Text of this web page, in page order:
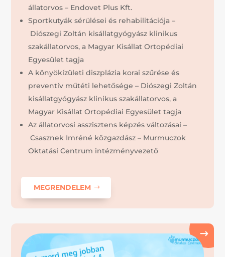
állatorvos – Endovet Plus Kft.
Sportkutyák sérülései és rehabilitációja –
Diószegi Zoltán kisállatgyógyász klinikus
szakállatorvos, a Magyar Kisállat Ortopédiai
Egyesület tagja
A könyökízületi diszplázia korai szűrése és
preventív műtéti lehetősége – Diószegi Zoltán
kisállatgyógyász klinikus szakállatorvos, a
Magyar Kisállat Ortopédiai Egyesület tagja
Az állatorvosi asszisztens képzés változásai –
Csasznek Imréné közgazdász – Murmuczok
Oktatási Centrum intézményvezető
MEGRENDELEM